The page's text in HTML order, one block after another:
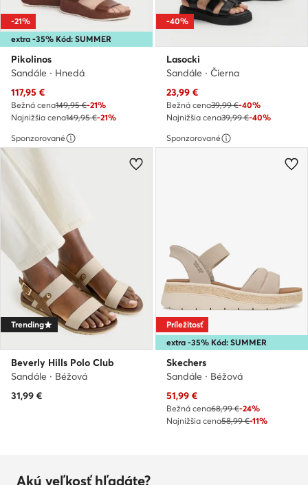
extra -35% Kód: SUMMER
-21%
Pikolinos
Sandále · Hnedá
Aktuálna cena
117,95 €
Bežná cena149,95 €-21%
Najnižšia cena149,95 €-21%
-40%
Lasocki
Sandále · Čierna
Aktuálna cena
23,99 €
Bežná cena39,99 €-40%
Najnižšia cena39,99 €-40%
Sponzorované
Trending
Beverly Hills Polo Club
Sandále · Béžová
31,99 €
Sponzorované
extra -35% Kód: SUMMER
Príležitosť
Skechers
Sandále · Béžová
Aktuálna cena
51,99 €
Bežná cena68,99 €-24%
Najnižšia cena58,99 €-11%
Akú veľkosť hľadáte?